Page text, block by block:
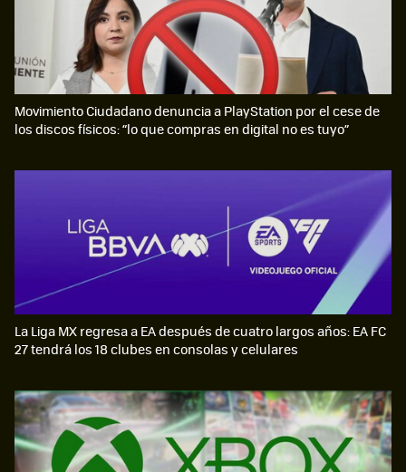
Movimiento Ciudadano denuncia a PlayStation por el cese de
los discos físicos: “lo que compras en digital no es tuyo”
La Liga MX regresa a EA después de cuatro largos años: EA FC
27 tendrá los 18 clubes en consolas y celulares